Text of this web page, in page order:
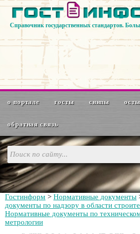
Справочник государственных стандартов.
о портале госты снипы осты
обратная связь
Гостинформ > Нормативные документы
документы по надзору в области
Нормативные документы по
метрологии